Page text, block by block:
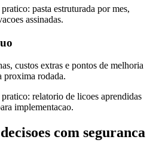
pasta estruturada por mes,
assinadas.
custos extras e pontos de melhoria
proxima rodada.
relatorio de licoes aprendidas
implementacao.
com seguranca